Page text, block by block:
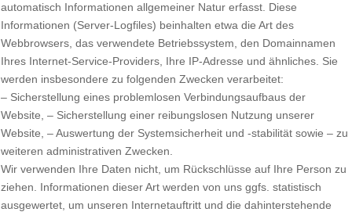
automatisch Informationen allgemeiner Natur erfasst. Diese
Informationen (Server-Logfiles) beinhalten etwa die Art des
Webbrowsers, das verwendete Betriebssystem, den Domainnamen
Ihres Internet-Service-Providers, Ihre IP-Adresse und ähnliches. Sie
werden insbesondere zu folgenden Zwecken verarbeitet:
– Sicherstellung eines problemlosen Verbindungsaufbaus der
Website, – Sicherstellung einer reibungslosen Nutzung unserer
Website, – Auswertung der Systemsicherheit und -stabilität sowie – zu
weiteren administrativen Zwecken.
Wir verwenden Ihre Daten nicht, um Rückschlüsse auf Ihre Person zu
ziehen. Informationen dieser Art werden von uns ggfs. statistisch
ausgewertet, um unseren Internetauftritt und die dahinterstehende